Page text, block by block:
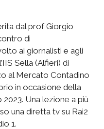
dal prof Giorgio
di
ai giornalisti e agli
Sella (Alfieri) di
al Mercato Contadino
in occasione della
Una lezione a più
una diretta tv su Rai2
1.